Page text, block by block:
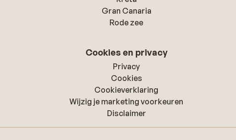
Gran Canaria
Rode zee
Cookies en privacy
Privacy
Cookies
Cookieverklaring
Wijzig je marketing voorkeuren
Disclaimer